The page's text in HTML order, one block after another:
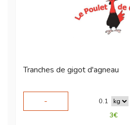
Tranches de gigot d'agneau
-
0.1
3€